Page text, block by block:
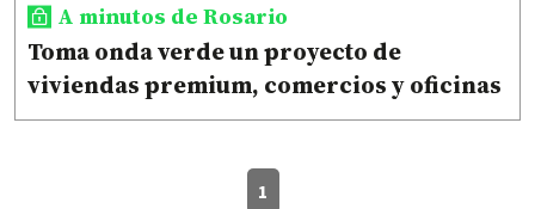
A minutos de Rosario
Toma onda verde un proyecto de
viviendas premium, comercios y oficinas
1